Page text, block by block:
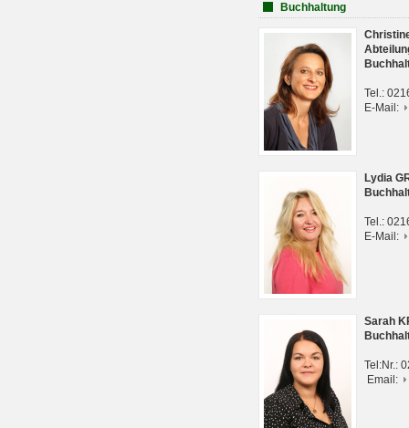
Buchhaltung
Tel.:
E-Mail:
Lydia
Tel.:
E-Mail:
Sarah
Tel:Nr.:
Email: